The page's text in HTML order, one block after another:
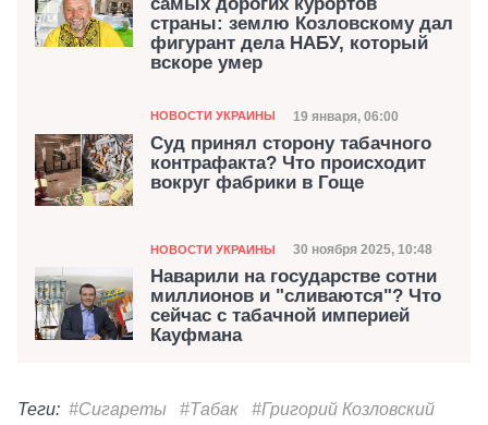
страны: землю Козловскому дал
фигурант дела НАБУ, который
вскоре умер
Категория
НОВОСТИ УКРАИНЫ Дата публикации
19 января, 06:00
Суд принял сторону табачного
контрафакта? Что происходит
вокруг фабрики в Гоще
Категория
НОВОСТИ УКРАИНЫ Дата публикации
30 ноября 2025, 10:48
Наварили на государстве сотни
миллионов и "сливаются"? Что
сейчас с табачной империей
Кауфмана
Теги: #Сигареты #Табак
#Григорий Козловский